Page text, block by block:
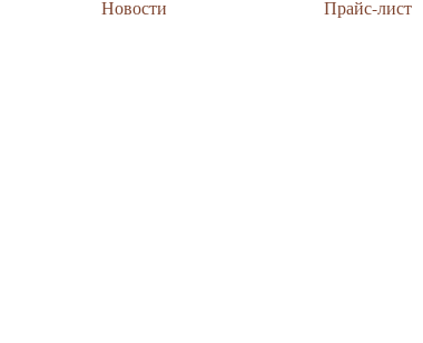
Новости Прайс-лист